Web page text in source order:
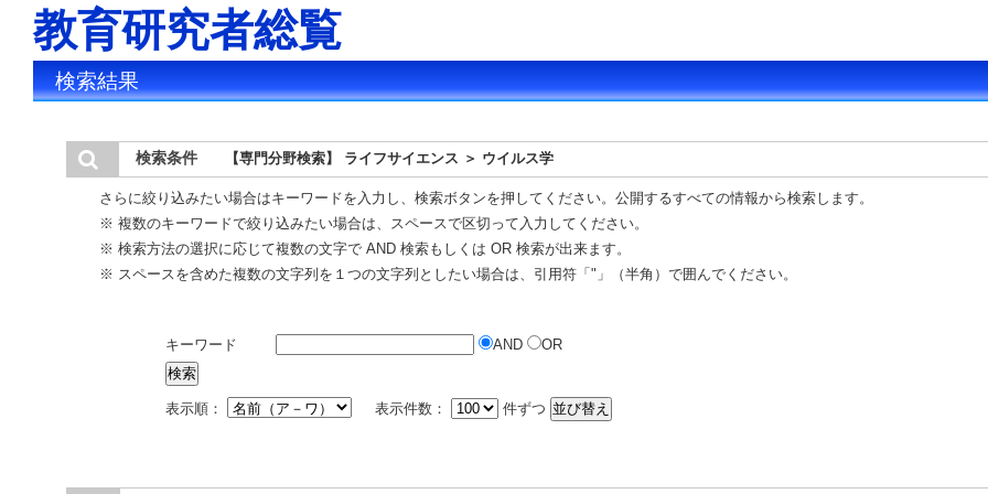
教育研究者総覧
検索結果
検索条件 【専門分野検索】 ライフサイエンス ＞ ウイルス学
さらに絞り込みたい場合はキーワードを入力し、検索ボタンを押してください。公開するすべての情報から検索します。
※ 複数のキーワードで絞り込みたい場合は、スペースで区切って入力してください。
※ 検索方法の選択に応じて複数の文字で AND 検索もしくは OR 検索が出来ます。
※ スペースを含めた複数の文字列を１つの文字列としたい場合は、引用符「"」（半角）で囲んでください。
キーワード AND OR
表示順： 表示件数： 件ずつ